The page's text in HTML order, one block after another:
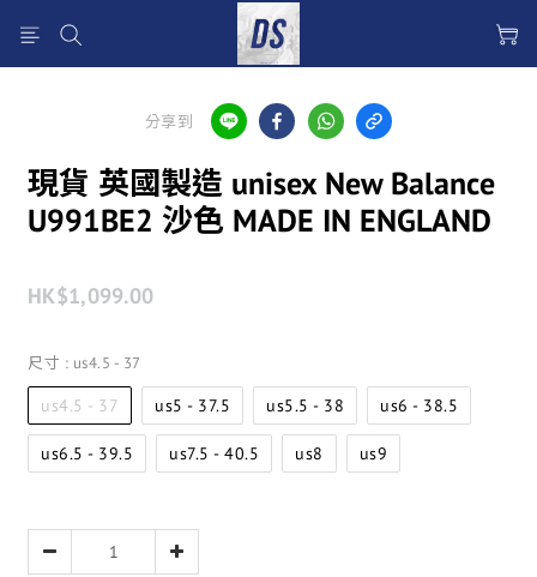
分享到
現貨 英國製造 unisex New Balance
U991BE2 沙色 MADE IN ENGLAND
HK$1,099.00
尺寸 : us4.5 - 37
us4.5 - 37 us5 - 37.5 us5.5 - 38 us6 - 38.5
us6.5 - 39.5 us7.5 - 40.5 us8 us9